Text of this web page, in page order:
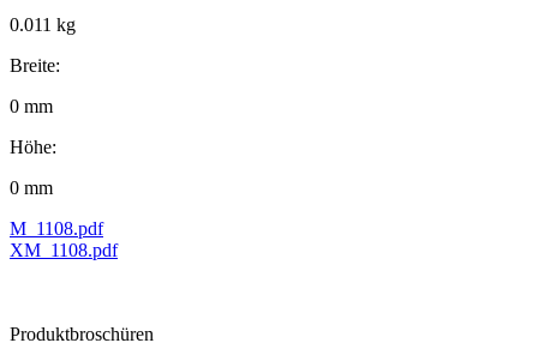
0.011 kg
Breite:
0 mm
Höhe:
0 mm
M_1108.pdf
XM_1108.pdf
Produktbroschüren